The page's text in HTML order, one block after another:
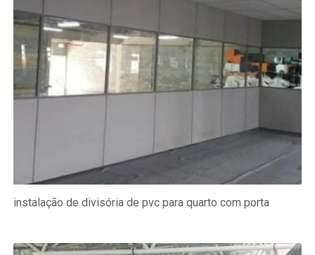
instalação de divisória de pvc para quarto com porta